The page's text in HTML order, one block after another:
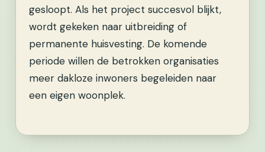
gesloopt. Als het project succesvol blijkt,
wordt gekeken naar uitbreiding of
permanente huisvesting. De komende
periode willen de betrokken organisaties
meer dakloze inwoners begeleiden naar
een eigen woonplek.